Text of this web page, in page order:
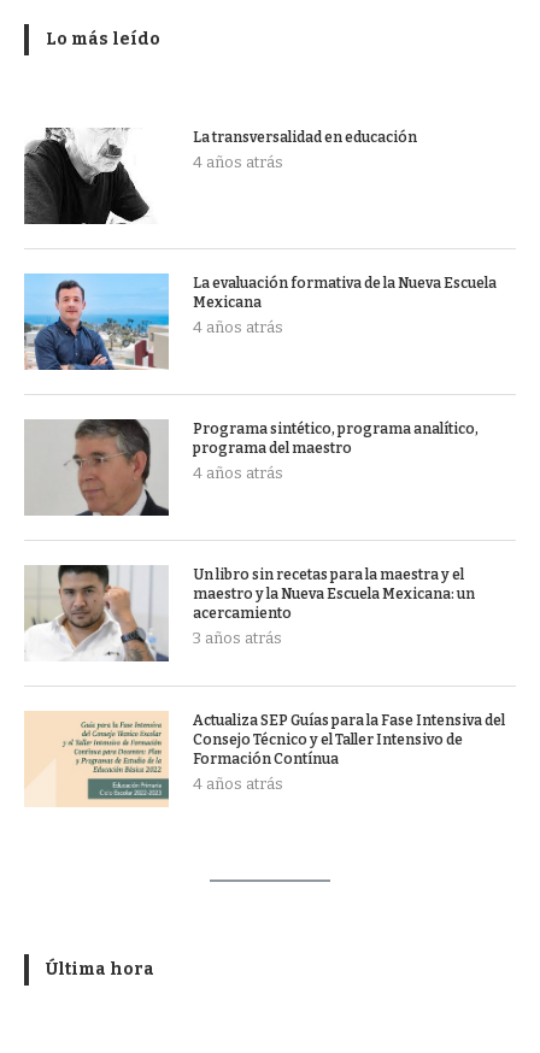
Lo más leído
La transversalidad en educación
4 años atrás
La evaluación formativa de la Nueva Escuela
Mexicana
4 años atrás
Programa sintético, programa analítico,
programa del maestro
4 años atrás
Un libro sin recetas para la maestra y el
maestro y la Nueva Escuela Mexicana: un
acercamiento
3 años atrás
Actualiza SEP Guías para la Fase Intensiva del
Consejo Técnico y el Taller Intensivo de
Formación Contínua
4 años atrás
Última hora